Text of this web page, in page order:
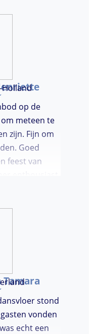
op de
meteen te
zijn. Fijn om
Goed
feest van
enthousiast,
gedaan en
stond
vonden
echt een